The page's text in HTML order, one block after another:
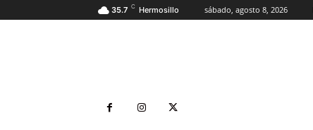
35.7 C Hermosillo sábado, agosto 8, 2026